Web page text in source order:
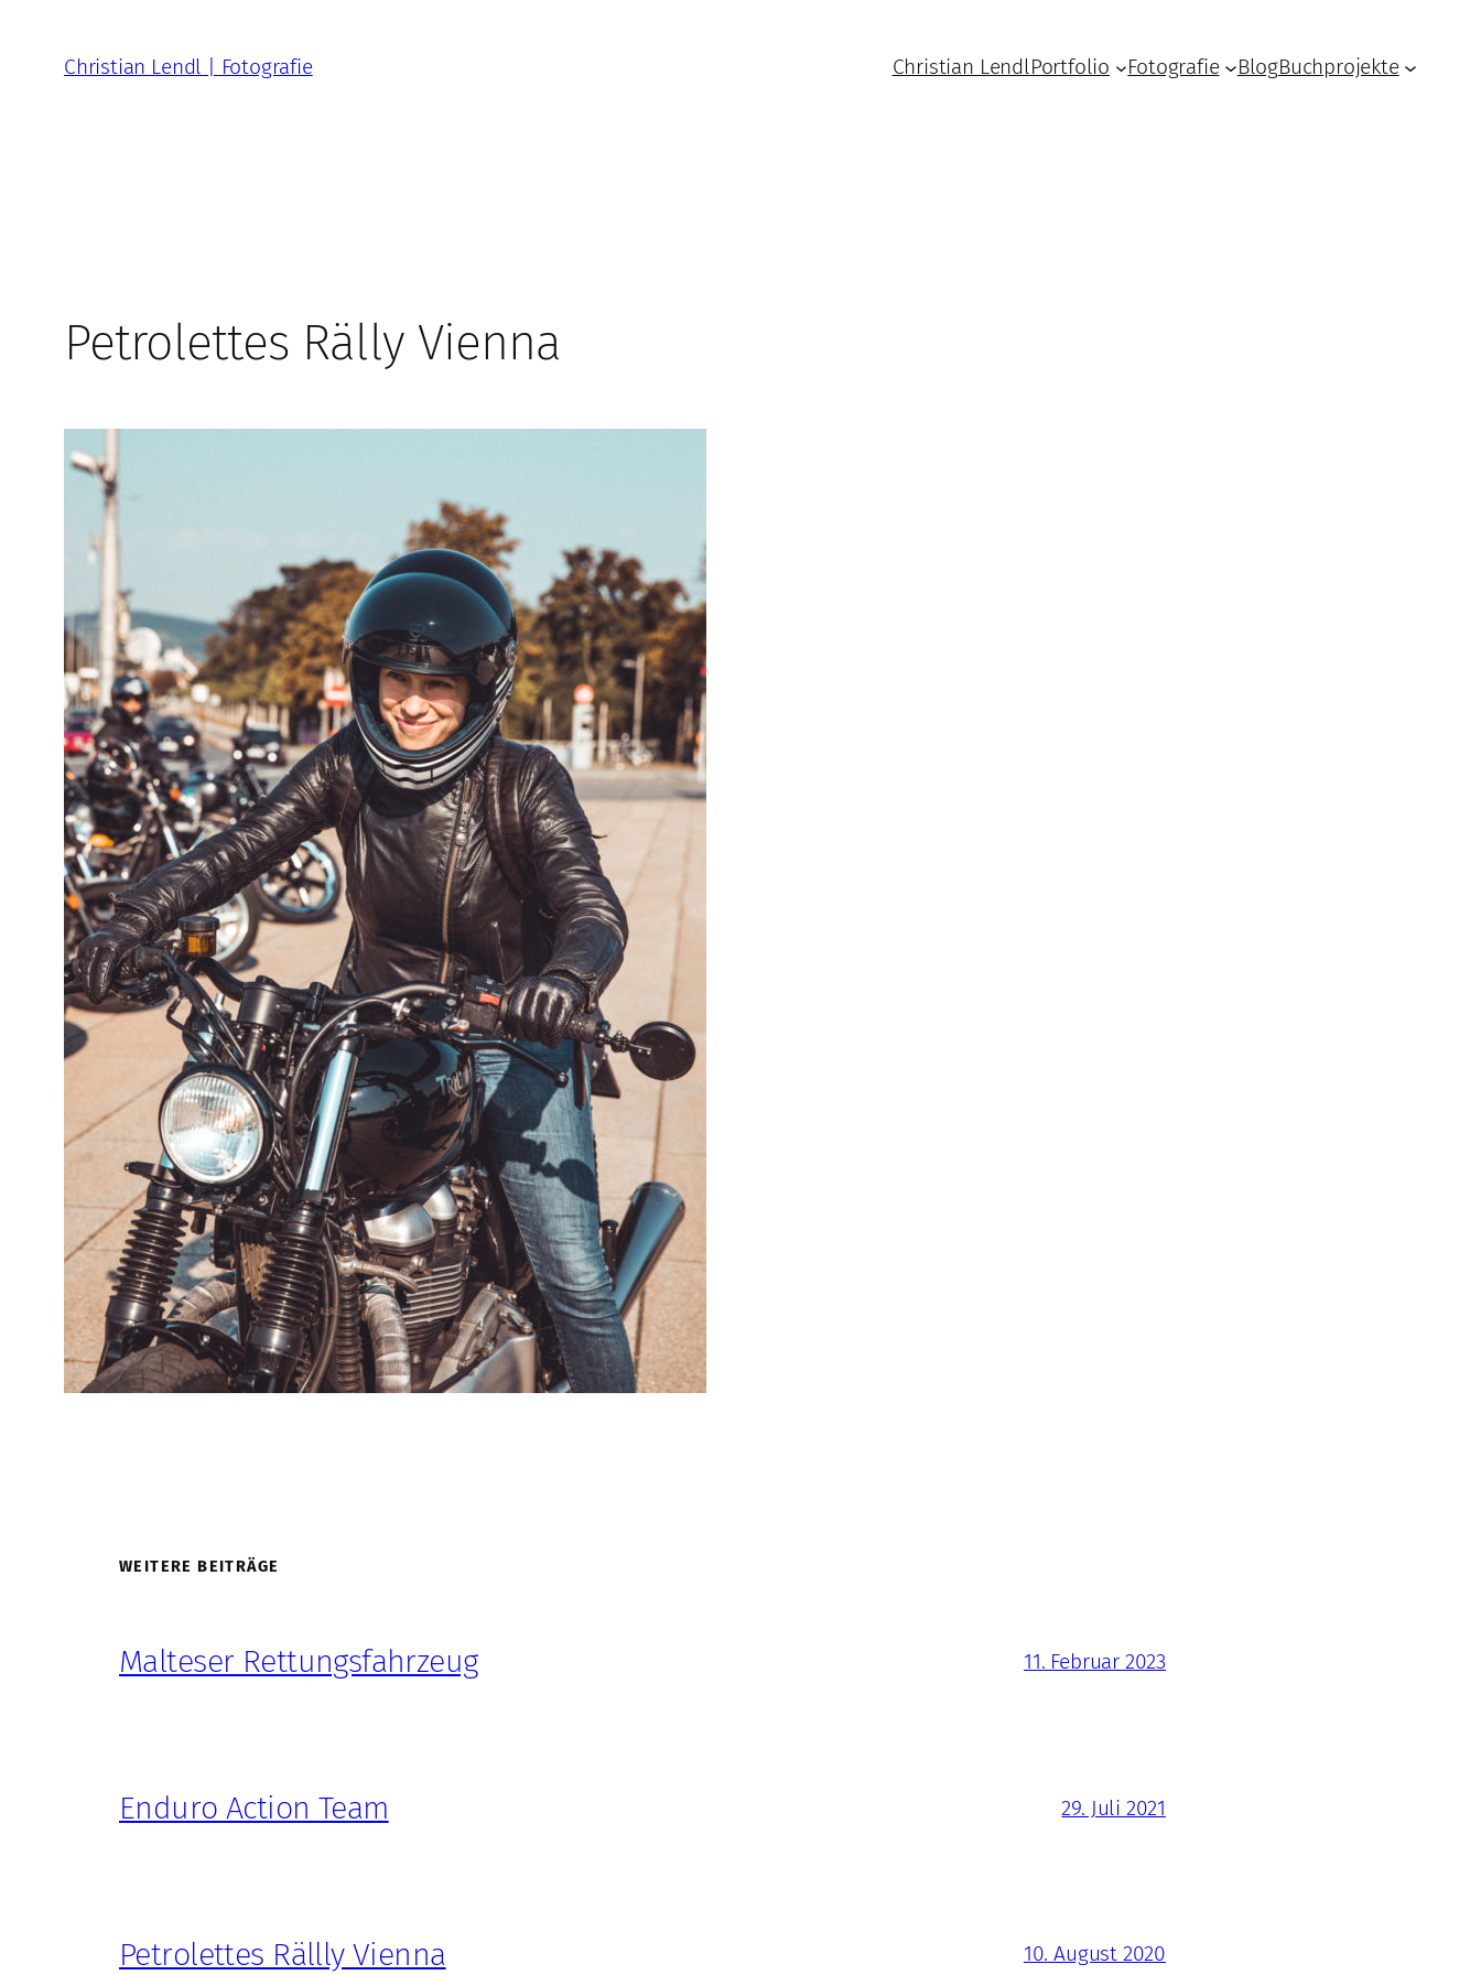
springen
Christian Lendl | Fotografie Christian LendlPortfolio Fotografie BlogBuchprojekte
Petrolettes Rälly Vienna
WEITERE BEITRÄGE
Malteser Rettungsfahrzeug 11. Februar 2023
Enduro Action Team 29. Juli 2021
Petrolettes Rällly Vienna 10. August 2020